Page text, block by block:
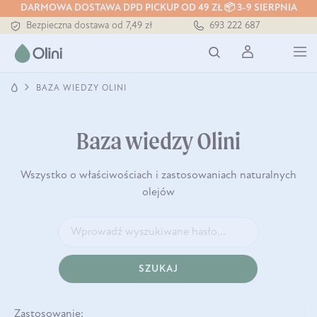
DARMOWA DOSTAWA DPD PICKUP OD 49 ZŁ 📦 3-9 SIERPNIA
Bezpieczna dostawa od 7,49 zł
Darmowa dostawa od 199 zł
Tłoczony zawsze na zimno
693 222 687
BAZA WIEDZY OLINI
Baza wiedzy Olini
Wszystko o właściwościach i zastosowaniach naturalnych
olejów
SZUKAJ
Zastosowanie: